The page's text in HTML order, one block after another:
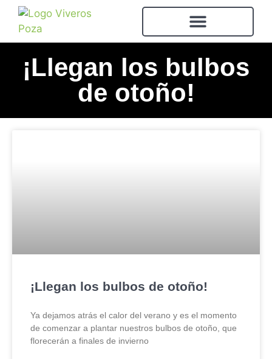
¡Llegan los bulbos
de otoño!
¡Llegan los bulbos de otoño!
Ya dejamos atrás el calor del verano y es el momento
de comenzar a plantar nuestros bulbos de otoño, que
florecerán a finales de invierno